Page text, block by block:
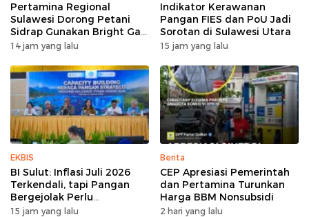
Pertamina Regional
Sulawesi Dorong Petani
Sidrap Gunakan Bright Gas
untuk Pompa Irigasi
14 jam yang lalu
Indikator Kerawanan
Pangan FIES dan PoU Jadi
Sorotan di Sulawesi Utara
15 jam yang lalu
EKBIS
BI Sulut: Inflasi Juli 2026
Terkendali, tapi Pangan
Bergejolak Perlu
Diwaspadai
15 jam yang lalu
Berita
CEP Apresiasi Pemerintah
dan Pertamina Turunkan
Harga BBM Nonsubsidi
2 hari yang lalu